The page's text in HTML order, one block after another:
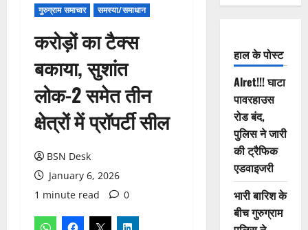
गुरुग्राम समाचार समस्या/समाधान
करोड़ों का टैक्स
बकाया, सुशांत
लोक-2 समेत तीन
क्षेत्रों में प्रॉपर्टी सील
BSN Desk
January 6, 2026
1 minute read
0
हाल के पोस्ट
Alret!!! घाटा
पावरहाउस
रोड बंद,
पुलिस ने जारी
की ट्रैफिक
एडवाइजरी
भारी बारिश के
बीच गुरुग्राम